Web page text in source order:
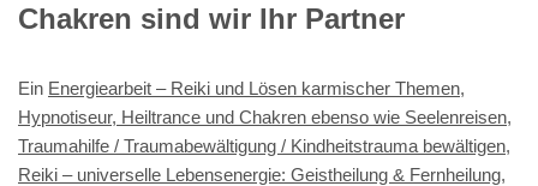
Chakren sind wir Ihr Partner
Ein Energiearbeit – Reiki und Lösen karmischer Themen,
Hypnotiseur, Heiltrance und Chakren ebenso wie Seelenreisen,
Traumahilfe / Traumabewältigung / Kindheitstrauma bewältigen,
Reiki – universelle Lebensenergie: Geistheilung & Fernheilung,